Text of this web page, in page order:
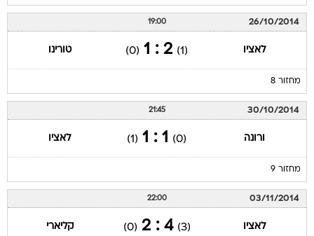
26/10/2014
19:00
לאציו (1)
2 : 1
(0) טורינו
מחזור 8
30/10/2014
21:45
ורונה (0)
1 : 1
(1) לאציו
מחזור 9
03/11/2014
22:00
לאציו (3)
4 : 2
(0) קליארי